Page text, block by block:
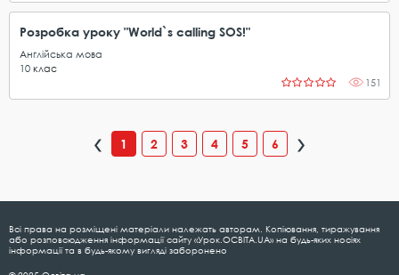
Розробка уроку "World`s calling SOS!"
Англійська мова
10 клас
151
1 2 3 4 5 6
Всі права на розміщені матеріали належать авторам. Копіювання, тиражування
або розповсюдження інформації сайту «Урок.ОСВІТА.UA» на будь-яких носіях
інформації та в будь-якому вигляді заборонено